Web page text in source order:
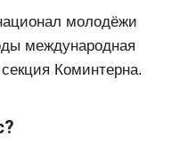
молодёжи
международная
Коминтерна.